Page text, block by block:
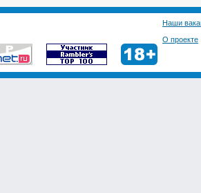
Наши
О проекте